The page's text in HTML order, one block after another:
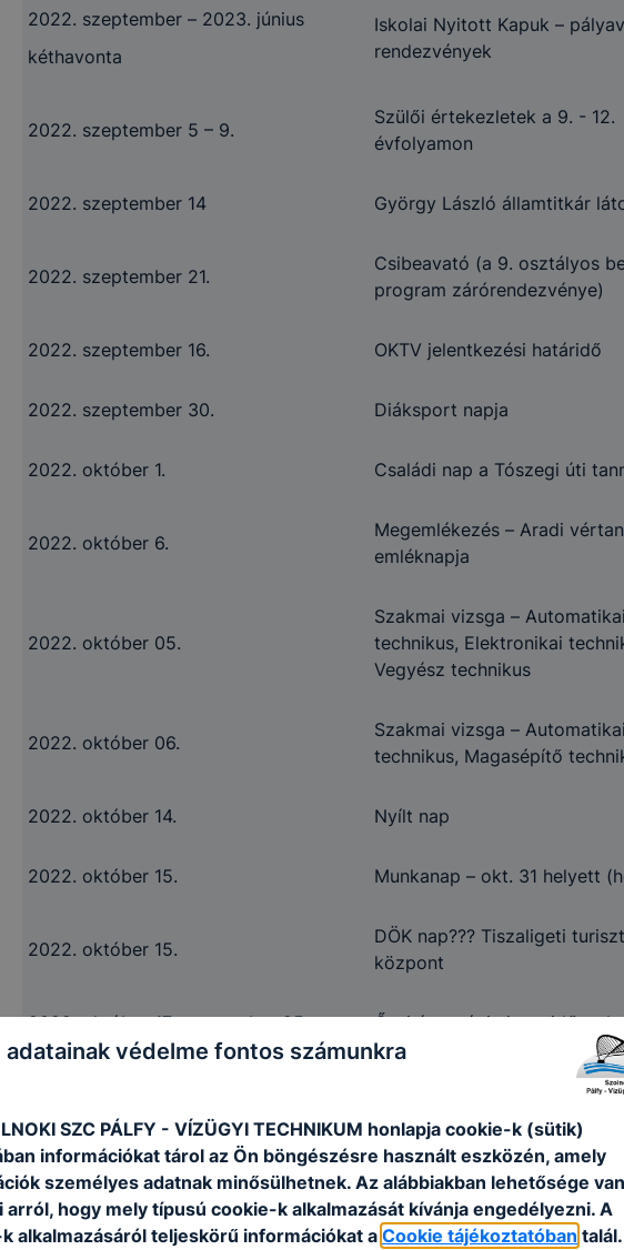
2022. szeptember – 2023. június
kéthavonta
Iskolai Nyitott Kapuk –
rendezvények
2022. szeptember 5 – 9.
Szülői értekezletek a 9. - 12.
évfolyamon
2022. szeptember 14 György László államtitkár
2022. szeptember 21.
Csibeavató (a 9. osztályos
program zárórendezvénye)
2022. szeptember 16. OKTV jelentkezési határidő
2022. szeptember 30. Diáksport napja
2022. október 1. Családi nap a Tószegi úti
2022. október 6.
Megemlékezés – Aradi
emléknapja
2022. október 05.
Szakmai vizsga – Automatikai
technikus, Elektronikai
Vegyész technikus
2022. október 06.
Szakmai vizsga – Automatikai
technikus, Magasépítő
2022. október 14. Nyílt nap
2022. október 15. Munkanap – okt. 31 helyett
2022. október 15.
DÖK nap??? Tiszaligeti
központ
2022. október 17 – november 25. Őszi érettségi vizsgaidőszak
Megemlékezés – Nemzeti
1956. évi forradalom és
emlékére
2022. október 23. Nemzeti ünnep
adatainak védelme fontos számunkra
SZC PÁLFY - VÍZÜGYI TECHNIKUM honlapja cookie-k (sütik)
információkat tárol az Ön böngészésre használt eszközén, amely
személyes adatnak minősülhetnek. Az alábbiakban lehetősége van
arról, hogy mely típusú cookie-k alkalmazását kívánja engedélyezni. A
alkalmazásáról teljeskörű információkat aCookie tájékoztatóban talál.